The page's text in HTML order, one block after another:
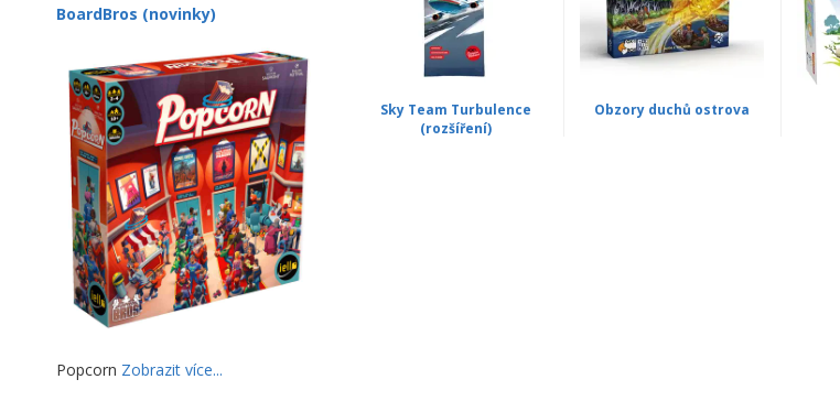
BoardBros (novinky)
Popcorn Zobrazit více...
Sky Team Turbulence
(rozšíření)
Obzory duchů ostrova